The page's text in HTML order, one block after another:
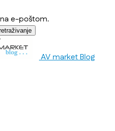
e-poštom.
AV market Blog